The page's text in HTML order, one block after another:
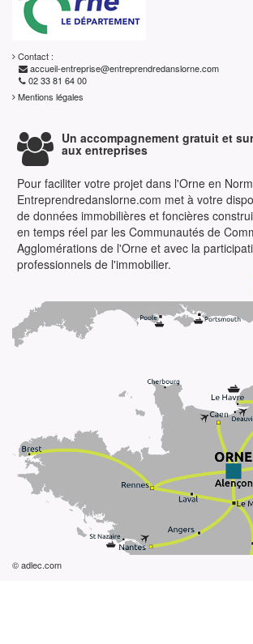
Contact :
accueil-entreprise@entreprendredanslorne.com
02 33 81 64 00
Mentions légales
Un accompagnement gratuit et
aux entreprises
Pour faciliter votre projet dans l'Orne en
Entreprendredanslorne.com met à votre
de données immobilières et foncières
en temps réel par les Communautés de
Agglomérations de l'Orne et avec la
professionnels de l'immobilier.
© adlec.com